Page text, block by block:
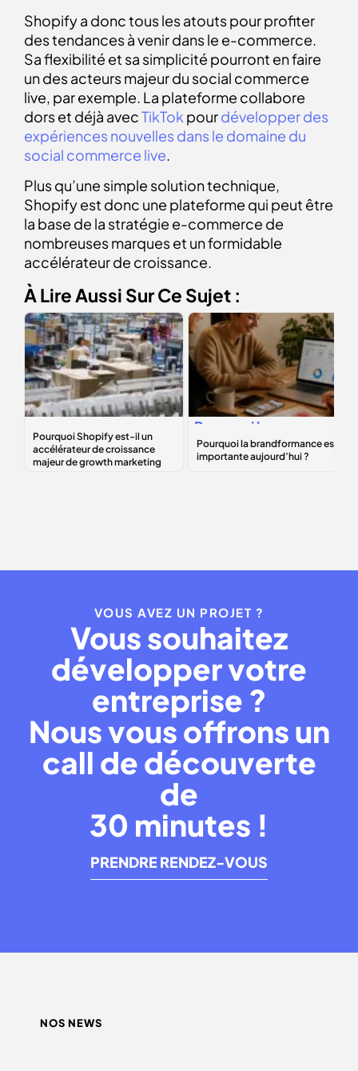
Shopify a donc tous les atouts pour profiter
des tendances à venir dans le e-commerce.
Sa flexibilité et sa simplicité pourront en faire
un des acteurs majeur du social commerce
live, par exemple. La plateforme collabore
dors et déjà avecTikTok pourdévelopper des
expériences nouvelles dans le domaine du
social commerce live.
Plus qu’une simple solution technique,
Shopify est donc une plateforme qui peut être
la base de la stratégie e-commerce de
nombreuses marques et un formidable
accélérateur de croissance.
À Lire Aussi Sur Ce Sujet :
est-il un
accélérateur de
Pourquoi la
brandformance
est importante
VOUS AVEZ UN PROJET ?
Vous souhaitez
développer votre
entreprise ?
Nous vous offrons un
call de découverte
de
30 minutes !
PRENDRE RENDEZ-VOUS
NOS NEWS